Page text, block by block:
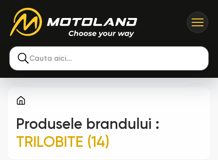
Cauta aici...
Produsele brandului :
TRILOBITE (14)